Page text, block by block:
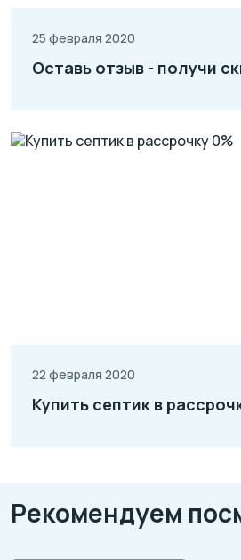
25 февраля 2020
Оставь отзыв - получи
22 февраля 2020
Купить септик в
Рекомендуем